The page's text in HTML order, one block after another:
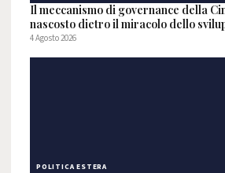
Il meccanismo di governance della
nascosto dietro il miracolo dello
4 Agosto 2026
POLITICA ESTERA